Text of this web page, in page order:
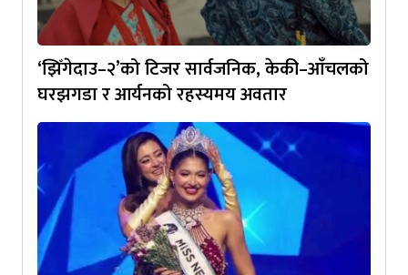
‘झिँगेदाउ–२’को टिजर सार्वजनिक, केकी–आँचलको
घरझगडा र आर्यनको रहस्यमय अवतार